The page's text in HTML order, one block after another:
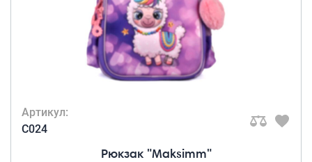
Артикул:
C024
Рюкзак "Maksimm"